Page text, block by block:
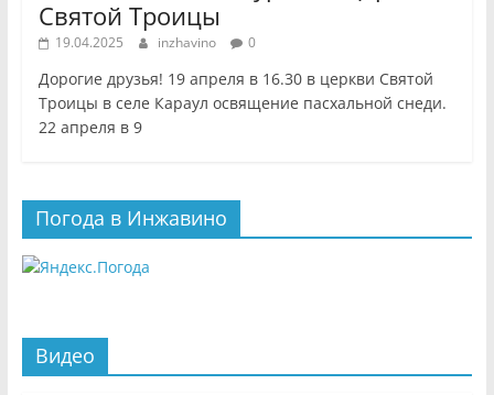
Святой Троицы
19.04.2025 inzhavino 0
Дорогие друзья! 19 апреля в 16.30 в церкви Святой
Троицы в селе Караул освящение пасхальной снеди.
22 апреля в 9
Погода в Инжавино
Видео